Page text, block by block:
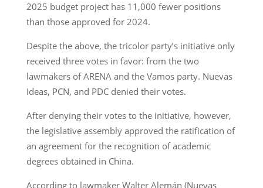
2025 budget project has 11,000 fewer positions
than those approved for 2024.
Despite the above, the tricolor party’s initiative only
received three votes in favor: from the two
lawmakers of ARENA and the Vamos party. Nuevas
Ideas, PCN, and PDC denied their votes.
After denying their votes to the initiative, however,
the legislative assembly approved the ratification of
an agreement for the recognition of academic
degrees obtained in China.
According to lawmaker Walter Alemán (Nuevas